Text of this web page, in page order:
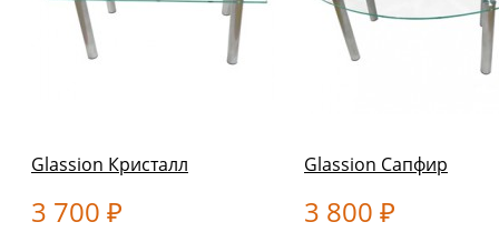
Glassion Кристалл
3 700 ₽
Glassion Сапфир
3 800 ₽